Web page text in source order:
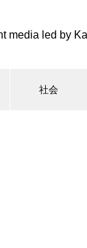
media led by
社会